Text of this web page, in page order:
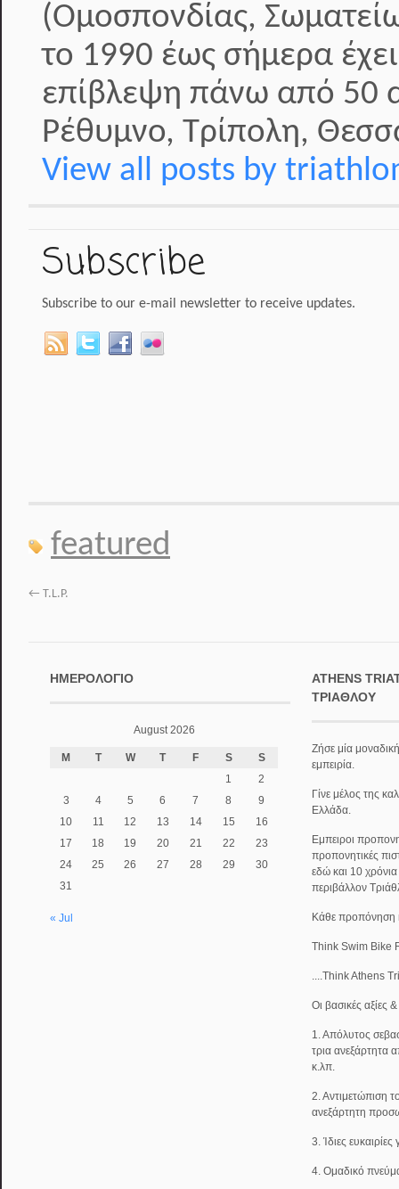
(Ομοσπονδίας,
το 1990 έως σήμερα
επίβλεψη πάνω από 50
Ρέθυμνο, Τρίπολη,
View all posts by
Subscribe
Subscribe to our e-mail newsletter to receive updates.
featured
← T.L.P.
ΗΜΕΡΟΛΌΓΙΟ
August 2026
M T W T F S
S
1
2
3
4 5 6 7 8
9
10
11 12 13 14 15
16
17
18 19 20 21 22
23
24
25 26 27 28 29
30
31
« Jul
ATHENS
ΤΡΙΆΘΛΟΥ
Ζήσε μία
εμπειρία.
Γίνε μέλος της
Ελλάδα.
Εμπειροι
προπονητικές
εδώ και 10
περιβάλλον
Κάθε προπόνηση
Think Swim Bike
....Think Athens
Οι βασικές αξίες
1. Απόλυτος
τρια ανεξάρτητα
κ.λπ.
2. Αντιμετώπιση
ανεξάρτητη
3. Ίδιες
4. Ομαδικό